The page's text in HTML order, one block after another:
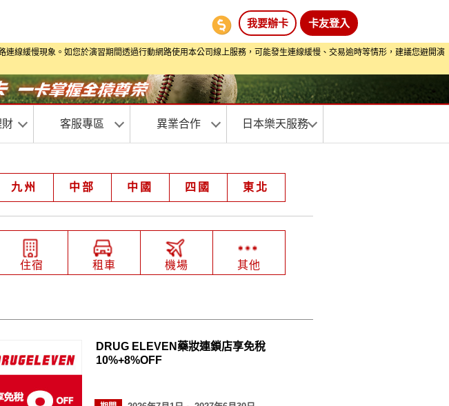
卡友登入
我要辦卡
線緩慢現象。如您於演習期間透過行動網路使用本公司線上服務，可能發生連線緩慢、交易逾時等情形，建議您避開演
財 客服專區 異業合作 日本樂天服務
九州 中部 中國 四國 東北
住宿 租車 機場 其他
DRUG ELEVEN藥妝連鎖店享免稅
10%+8%OFF